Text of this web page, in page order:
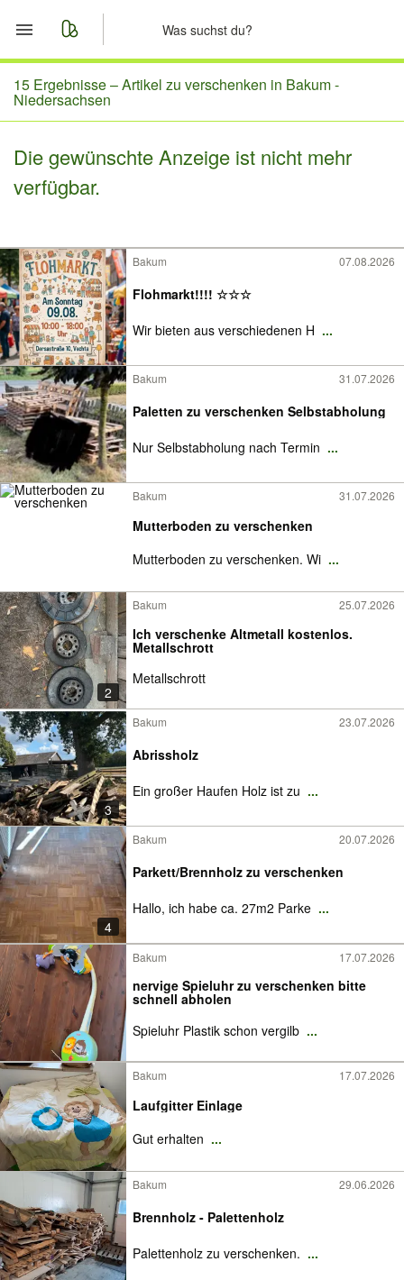
Start
Merkliste
Nachrichten
15 Ergebnisse –Artikel zu verschenken in Bakum -
Niedersachsen
Die gewünschte Anzeige ist nicht mehr
verfügbar.
Bakum 07.08.2026
Flohmarkt!!!! ☆☆☆
Wir bieten aus verschiedenen H ...
Bakum 31.07.2026
Paletten zu verschenken Selbstabholung
Nur Selbstabholung nach Termin ...
Bakum 31.07.2026
Mutterboden zu verschenken
Mutterboden zu verschenken. Wi ...
2
Bakum 25.07.2026
Ich verschenke Altmetall kostenlos.
Metallschrott
Metallschrott
3
Bakum 23.07.2026
Abrissholz
Ein großer Haufen Holz ist zu ...
4
Bakum 20.07.2026
Parkett/Brennholz zu verschenken
Hallo, ich habe ca. 27m2 Parke ...
Bakum 17.07.2026
nervige Spieluhr zu verschenken bitte
schnell abholen
Spieluhr Plastik schon vergilb ...
Bakum 17.07.2026
Laufgitter Einlage
Gut erhalten ...
Bakum 29.06.2026
Brennholz - Palettenholz
Palettenholz zu verschenken. ...